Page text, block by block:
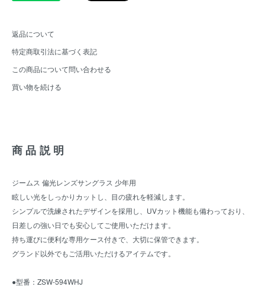
商品説明
ジームス 偏光レンズサングラス 少年用
眩しい光をしっかりカットし、目の疲れを軽減します。
シンプルで洗練されたデザインを採用し、UVカット機能も備わっており、
日差しの強い日でも安心してご使用いただけます。
持ち運びに便利な専用ケース付きで、大切に保管できます。
グランド以外でもご活用いただけるアイテムです。
●型番：ZSW-594WHJ
返品について
特定商取引法に基づく表記
この商品について問い合わせる
買い物を続ける